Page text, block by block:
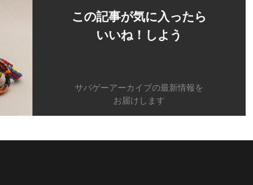
この記事が気に入ったら
いいね！しよう
サバゲーアーカイブの最新情報を
お届けします